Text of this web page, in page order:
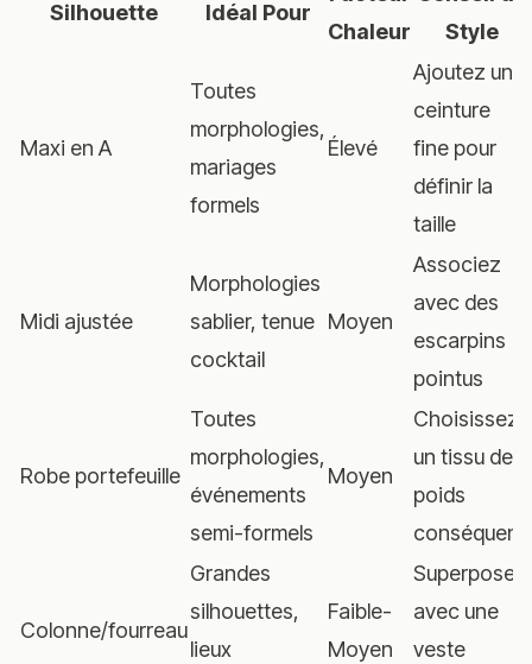
Silhouette Idéal Pour
Chaleur
Style
Maxi en A
Toutes
morphologies,
mariages
formels
Élevé
Ajoutez une
ceinture
fine pour
définir la
taille
Midi ajustée
Morphologies
sablier, tenue
cocktail
Moyen
Associez
avec des
escarpins
pointus
Robe portefeuille
Toutes
morphologies,
événements
semi-formels
Moyen
Choisissez
un tissu de
poids
conséquent
Colonne/fourreau
Grandes
silhouettes,
lieux
Faible-
Moyen
Superposez
avec une
veste